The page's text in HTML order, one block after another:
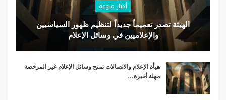
أخبار منوعة
الهيئة تصدر تعميماً جديداً لتنظيم ظهور السياسيين
والإعلاميين في وسائل الإعلام
هيأة الإعلام والاتصالات تمنح وسائل الإعلام غير المرخصة
مهلة أخيرة…